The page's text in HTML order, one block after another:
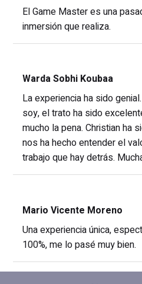
El Game Master es una
inmersión que realiza.
Warda Sobhi Koubaa
La experiencia ha sido
soy, el trato ha sido
mucho la pena. Christian ha
nos ha hecho entender el
trabajo que hay detrás.
Mario Vicente Moreno
Una experiencia única,
100%, me lo pasé muy bien.